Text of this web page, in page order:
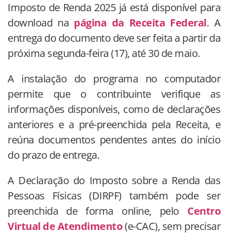
Imposto de Renda 2025 já está disponível para
download na página da Receita Federal. A
entrega do documento deve ser feita a partir da
próxima segunda-feira (17), até 30 de maio.
A instalação do programa no computador
permite que o contribuinte verifique as
informações disponíveis, como de declarações
anteriores e a pré-preenchida pela Receita, e
reúna documentos pendentes antes do início
do prazo de entrega.
A Declaração do Imposto sobre a Renda das
Pessoas Físicas (DIRPF) também pode ser
preenchida de forma online, pelo Centro
Virtual de Atendimento(e-CAC), sem precisar